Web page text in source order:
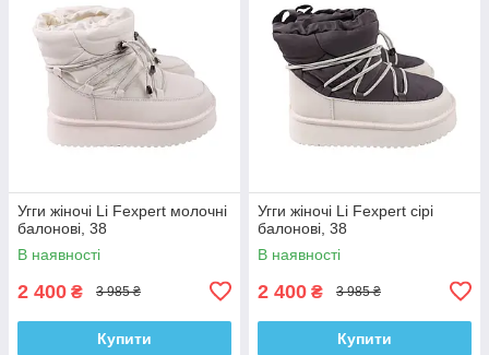
Угги жіночі Li Fexpert молочні
балонові, 38
В наявності
2 400 ₴ 3 985 ₴
Купити
Угги жіночі Li Fexpert сірі
балонові, 38
В наявності
2 400 ₴ 3 985 ₴
Купити